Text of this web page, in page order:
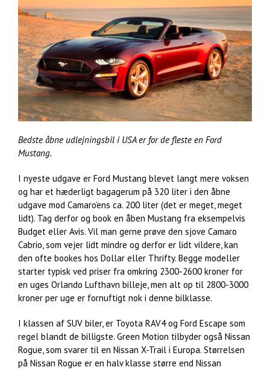
Bedste åbne udlejningsbil i USA er for de fleste en Ford
Mustang.
I nyeste udgave er Ford Mustang blevet langt mere voksen
og har et hæderligt bagagerum på 320 liter i den åbne
udgave mod Camaro’ens ca. 200 liter (det er meget, meget
lidt). Tag derfor og book en åben Mustang fra eksempelvis
Budget eller Avis. Vil man gerne prøve den sjove Camaro
Cabrio, som vejer lidt mindre og derfor er lidt vildere, kan
den ofte bookes hos Dollar eller Thrifty. Begge modeller
starter typisk ved priser fra omkring 2300-2600 kroner for
en uges Orlando Lufthavn billeje, men alt op til 2800-3000
kroner per uge er fornuftigt nok i denne bilklasse.
I klassen af SUV biler, er Toyota RAV4 og Ford Escape som
regel blandt de billigste. Green Motion tilbyder også Nissan
Rogue, som svarer til en Nissan X-Trail i Europa. Størrelsen
på Nissan Rogue er en halv klasse større end Nissan